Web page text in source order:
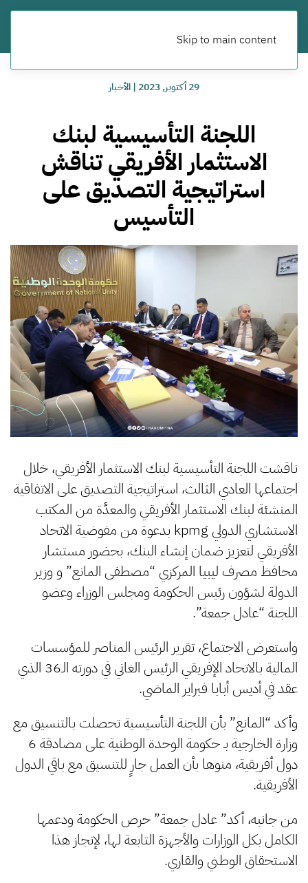
Skip to main content
29 أكتوبر, 2023 |الأخبار
اللجنة التأسيسية لبنك
الاستثمار الأفريقي تناقش
استراتيجية التصديق على
التأسيس
ناقشت اللجنة التأسيسية لبنك الاستثمار الأفريقي، خلال
اجتماعها العادي الثالث، استراتيجية التصديق على الاتفاقية
المنشئة لبنك الاستثمار الأفريقي والمعدَّة من المكتب
الاستشاري الدولي kpmg بدعوة من مفوضية الاتحاد
الأفريقي لتعزيز ضمان إنشاء البنك، بحضور مستشار
محافظ مصرف ليبيا المركزي “مصطفى المانع” و وزير
الدولة لشؤون رئيس الحكومة ومجلس الوزراء وعضو
اللجنة “عادل جمعة”.
واستعرض الاجتماع، تقرير الرئيس المناصر للمؤسسات
المالية بالاتحاد الإفريقي الرئيس الغاني في دورته الـ36 الذي
عقد في أديس أبابا فبراير الماضي.
وأكد “المانع” بأن اللجنة التأسيسية تحصلت بالتنسيق مع
وزارة الخارجية بـ حكومة الوحدة الوطنية على مصادقة 6
دول أفريقية، منوها بأن العمل جارٍ للتنسيق مع باقي الدول
الأفريقية.
من جانبه، أكد” عادل جمعة” حرص الحكومة ودعمها
الكامل بكل الوزارات والأجهزة التابعة لها، لإنجاز هذا
الاستحقاق الوطني والقاري.